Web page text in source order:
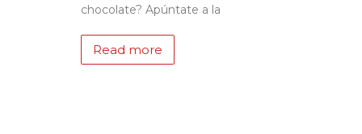
chocolate? Apúntate a la
Read more